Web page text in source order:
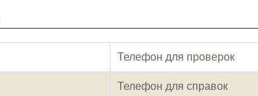
Телефон для проверок
Телефон для справок